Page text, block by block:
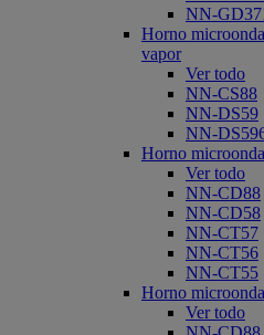
NN-
Horno
vapor
Ver todo
NN-CS88
NN-DS59
NN-
Horno
Ver todo
NN-CD88
NN-CD58
NN-CT57
NN-CT56
NN-CT55
Horno
Ver todo